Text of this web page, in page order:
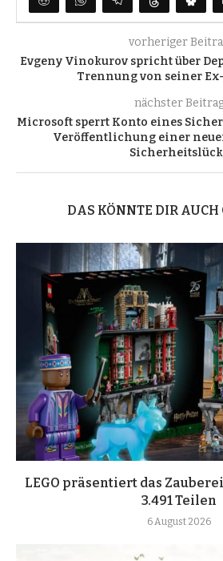
vorheriger
Evgeny Vinokurov spricht über
Trennung von seiner
nächster
Microsoft sperrt Konto eines
Veröffentlichung einer
DAS KÖNNTE DIR AUCH
LEGO präsentiert das
3.491 Teilen
6 August 2026